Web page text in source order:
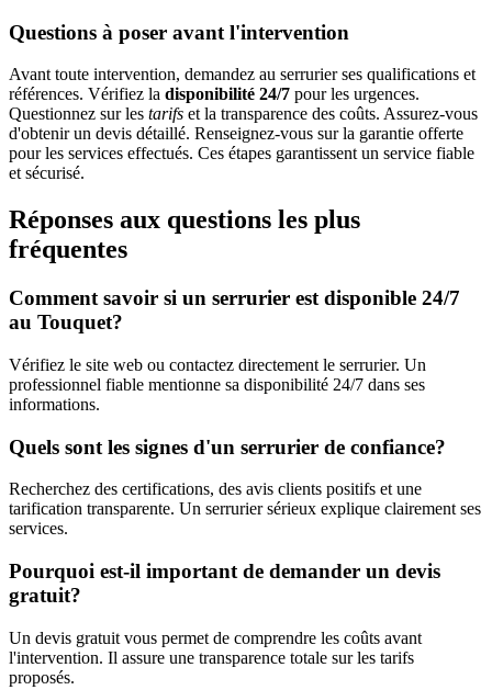
Questions à poser avant l'intervention
Avant toute intervention, demandez au serrurier ses qualifications et
références. Vérifiez la disponibilité 24/7 pour les urgences.
Questionnez sur les tarifs et la transparence des coûts. Assurez-vous
d'obtenir un devis détaillé. Renseignez-vous sur la garantie offerte
pour les services effectués. Ces étapes garantissent un service fiable
et sécurisé.
Réponses aux questions les plus
fréquentes
Comment savoir si un serrurier est disponible 24/7
au Touquet?
Vérifiez le site web ou contactez directement le serrurier. Un
professionnel fiable mentionne sa disponibilité 24/7 dans ses
informations.
Quels sont les signes d'un serrurier de confiance?
Recherchez des certifications, des avis clients positifs et une
tarification transparente. Un serrurier sérieux explique clairement ses
services.
Pourquoi est-il important de demander un devis
gratuit?
Un devis gratuit vous permet de comprendre les coûts avant
l'intervention. Il assure une transparence totale sur les tarifs
proposés.